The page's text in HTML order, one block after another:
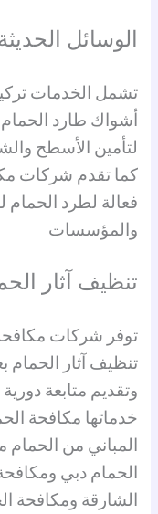
الوسائل
تشمل الخدمات
أشواك طارد
لتأمين الأسطح
كما تقدم شركات
فعالة لطرد الحمام
والمؤسسات
تنظيف آثار
توفر شركات
تنظيف آثار الحمام
وتقديم متابعة
خدماتها مكافحة
المباني من
الحمام دبي
الشارقة ومكافحة